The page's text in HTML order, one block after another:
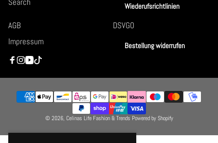
Wiederufsrichtlinien
AGB
DSVGO
Impressum
Bestellung widerrufen
Facebook
Instagram
YouTube
TikTok
Zahlungsmethoden
© 2026, Celinas Life Fashion & Trends Powered by Shopify